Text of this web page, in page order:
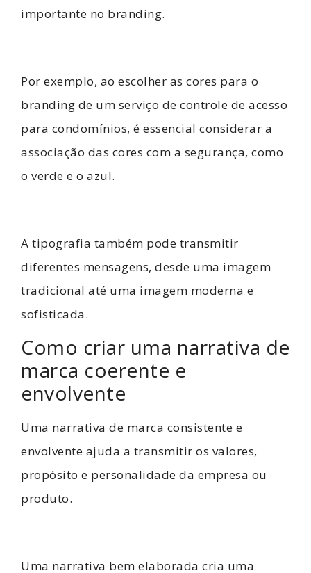
importante no branding.
Por exemplo, ao escolher as cores para o
branding de um serviço de controle de acesso
para condomínios, é essencial considerar a
associação das cores com a segurança, como
o verde e o azul.
A tipografia também pode transmitir
diferentes mensagens, desde uma imagem
tradicional até uma imagem moderna e
sofisticada.
Como criar uma narrativa de
marca coerente e
envolvente
Uma narrativa de marca consistente e
envolvente ajuda a transmitir os valores,
propósito e personalidade da empresa ou
produto.
Uma narrativa bem elaborada cria uma